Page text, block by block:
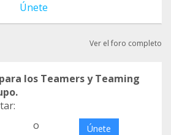
Únete
Ver el foro completo
los Teamers y Teaming
o Únete